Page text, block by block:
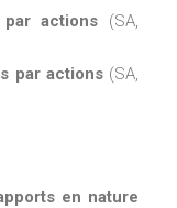
actions (SA,
par actions(SA,
en nature